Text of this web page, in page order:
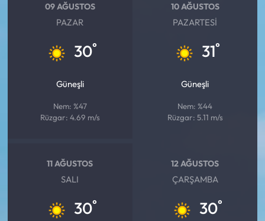
09 AĞUSTOS
PAZAR
30°
Güneşli
Nem: %47
Rüzgar: 4.69 m/s
10 AĞUSTOS
PAZARTESI
31°
Güneşli
Nem: %44
Rüzgar: 5.11 m/s
11 AĞUSTOS
SALI
30°
12 AĞUSTOS
ÇARŞAMBA
30°